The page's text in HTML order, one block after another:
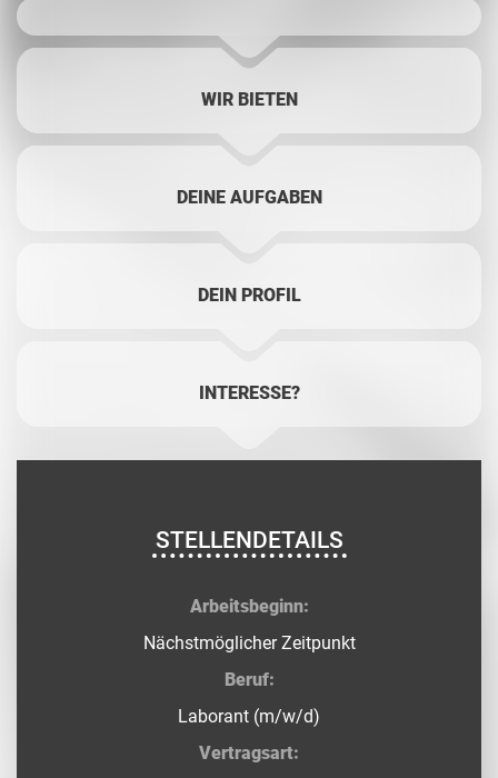
WIR BIETEN
DEINE AUFGABEN
DEIN PROFIL
INTERESSE?
STELLENDETAILS
Arbeitsbeginn:
Nächstmöglicher Zeitpunkt
Beruf:
Laborant (m/w/d)
Vertragsart: